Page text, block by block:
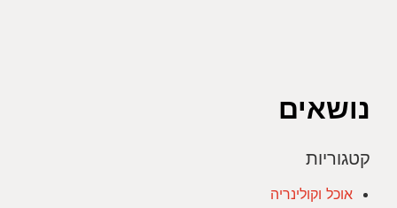
נושאים
קטגוריות
אוכל וקולינריה